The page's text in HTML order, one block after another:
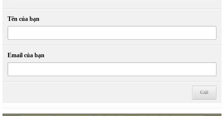
Tên của bạn
Email của bạn